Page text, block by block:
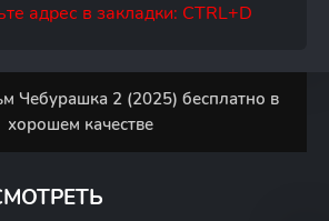
адрес в закладки: CTRL+D
Чебурашка 2 (2025) бесплатно в
хорошем качестве